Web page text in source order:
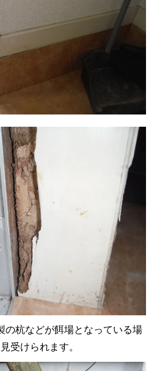
の杭などが餌場となっている場
受けられます。